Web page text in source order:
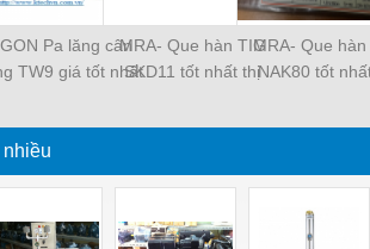
Pa lăng cân
TW9 giá tốt nhất
MRA- Que hàn TIG
SKD11 tốt nhất thị
MRA- Que hàn
NAK80 tốt
nhiều